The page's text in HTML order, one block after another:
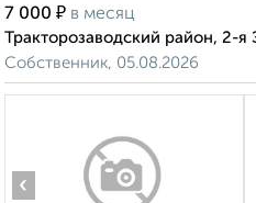
7 000 ₽ в месяц
Тракторозаводский район, 2-я
Собственник, 05.08.2026
‹